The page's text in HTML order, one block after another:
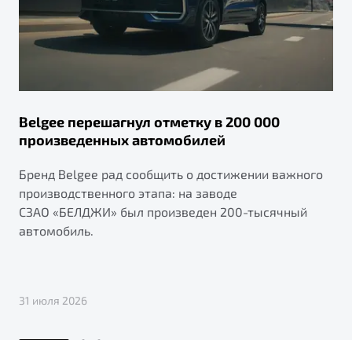
Belgee перешагнул отметку в 200 000
произведенных автомобилей
Бренд Belgee рад сообщить о достижении важного
производственного этапа: на заводе
СЗАО «БЕЛДЖИ» был произведен 200-тысячный
автомобиль.
31 июля 2026